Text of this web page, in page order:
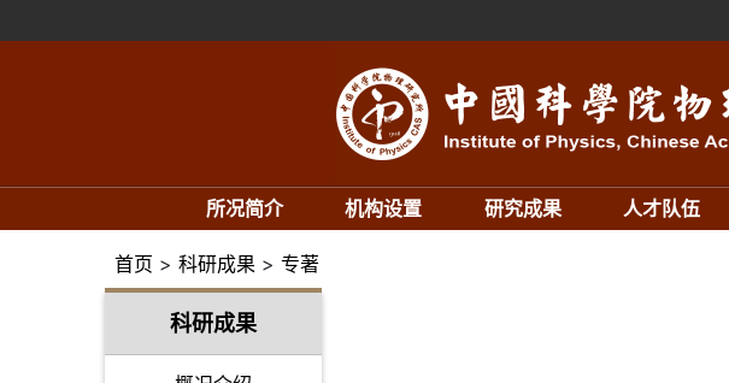
所况简介 机构设置 研究成果 人才队伍
首页 > 科研成果 > 专著
科研成果